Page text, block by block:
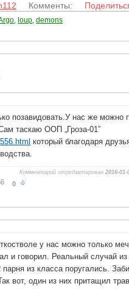
Комменты:
, loup,demons
позавидовать.У нас же можно
таскаю ООП „Гроза-01”
который благодаря
Комментарий отредактирован2016-01-
0
у нас можно только
и говорил. Реальный случай
из класса поругались.
вот, один из них притащил